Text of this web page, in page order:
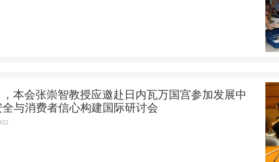
本会张崇智教授应邀赴日内瓦万国宫参加发展中
与消费者信心构建国际研讨会